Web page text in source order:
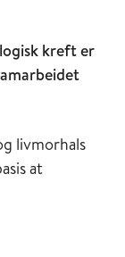
kreft er
livmorhals
at